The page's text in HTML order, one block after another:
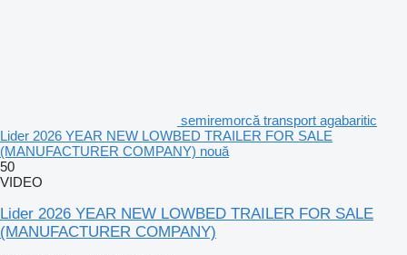
semiremorcă transport agabaritic
Lider 2026 YEAR NEW LOWBED TRAILER FOR SALE
(MANUFACTURER COMPANY) nouă
50
VIDEO
Lider 2026 YEAR NEW LOWBED TRAILER FOR SALE
(MANUFACTURER COMPANY)